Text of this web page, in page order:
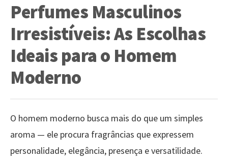
Perfumes Masculinos
Irresistíveis: As Escolhas
Ideais para o Homem
Moderno
O homem moderno busca mais do que um simples
aroma — ele procura fragrâncias que expressem
personalidade, elegância, presença e versatilidade.